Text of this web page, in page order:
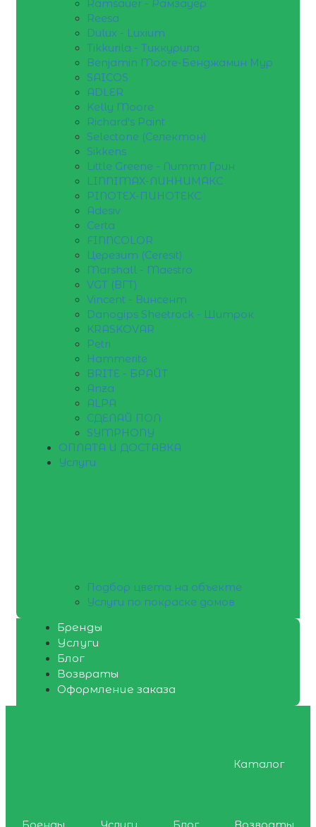
Ramsauer - Рамзауер
Reesa
Dulux - Luxium
Tikkurila - Тиккурила
Benjamin Moore-Бенджамин Мур
SAICOS
ADLER
Kelly Moore
Richard's Paint
Selectone (Селектон)
Sikkens
Little Greene - Литтл Грин
LINNIMAX-ЛИННИМАКС
PINOTEX-ПИНОТЕКС
Adesiv
Certa
FINNCOLOR
Церезит (Ceresit)
Marshall - Maestro
VGT (ВГТ)
Vincent - Винсент
Danogips Sheetrock - Шитрок
KRASKOVAR
Petri
Hammerite
BRITE - БРАЙТ
Anza
ALPA
СДЕЛАЙ ПОЛ
SYMPHONY
ОПЛАТА И ДОСТАВКА
Услуги
Подбор цвета на объекте
Услуги по покраске домов
Бренды
Услуги
Блог
Возвраты
Оформление заказа
Каталог